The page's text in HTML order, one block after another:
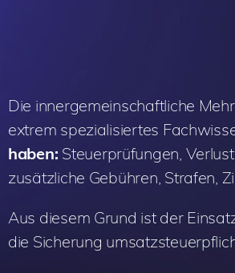
Die innergemeinschaftliche
extrem spezialisiertes
haben: Steuerprüfungen,
zusätzliche Gebühren, Strafen,
Aus diesem Grund ist der
die Sicherung